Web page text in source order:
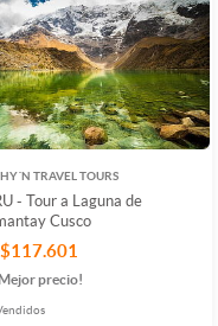
TRAVEL TOURS
- Tour a Laguna de
Cusco
precio!